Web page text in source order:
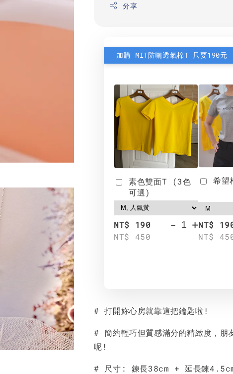
分享
加購 MIT防曬透氣棉T 只要190元
素色雙面T (3色
可選)
NT$ 190
NT$ 450
- +
希望
NT$
NT$
# 打開妳心房就靠這把鑰匙啦!
# 簡約輕巧但質感滿分的精緻度，朋
呢!
# 尺寸: 鍊長38cm + 延長鍊